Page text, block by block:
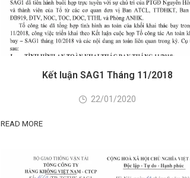
Kết luận SAG1 Tháng 11/2018
22/01/2020
READ MORE